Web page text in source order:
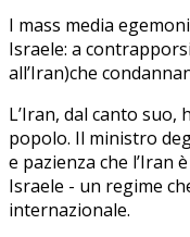
I mass media
Israele: a
all’Iran)che
L’Iran, dal canto
popolo. Il ministro
e pazienza che
Israele - un regime
internazionale.